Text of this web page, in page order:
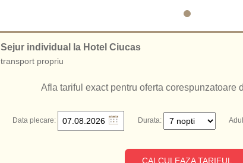
darts. Se pot organiza cursuri de echitatie si plimbari cu ATV-uri iar
Adresa hotel: Baile Tusnad, Aleea Sfanta Ana, Nr. 7, Judetul Harghita
Hotel Ciucas Baile Tusnad
Ciucas Hotel Baile Tusnad
Sejur individual la Hotel Ciucas
transport propriu
Afla tariful exact pentru oferta corespunzatoare
Data plecare: Durata:
CALCULEAZA TARIFUL